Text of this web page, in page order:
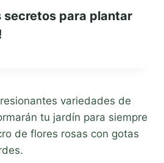
secretos para plantar